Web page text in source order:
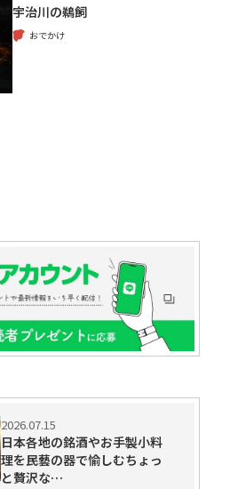
宇治川の鵜飼
おでかけ
2026.07.15
日本各地の銘酒やお手製小料
理を民藝の器で愉しむちょっ
と贅沢な…